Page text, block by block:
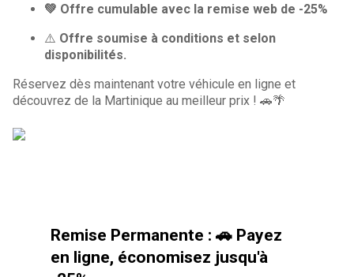
💚 Offre cumulable avec la remise web de -25%
⚠️ Offre soumise à conditions et selon
disponibilités.
Réservez dès maintenant votre véhicule en ligne et
découvrez de la Martinique au meilleur prix ! 🚗🌴
Remise Permanente : 🚗 Payez
en ligne, économisez jusqu'à